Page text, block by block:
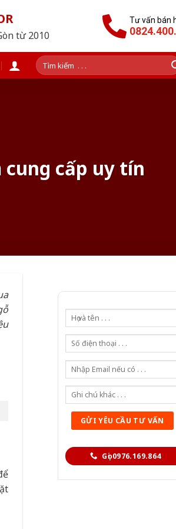
từ 2010
Tư vấn bán
Tìm
kiếm:
cung cấp uy tín
Gọi 0976.169.864